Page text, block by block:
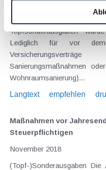
November 2020
Topfsonderausgaben
Lediglich für vor dem
Sanierungsmaßnahmen
Wohnraumsanierung)...
Langtext
empfehlen
Maßnahmen vor
Steuerpflichtigen
November 2018
(Topf-)Sonderausgaben Die Absetzbarkeit der sogenannten